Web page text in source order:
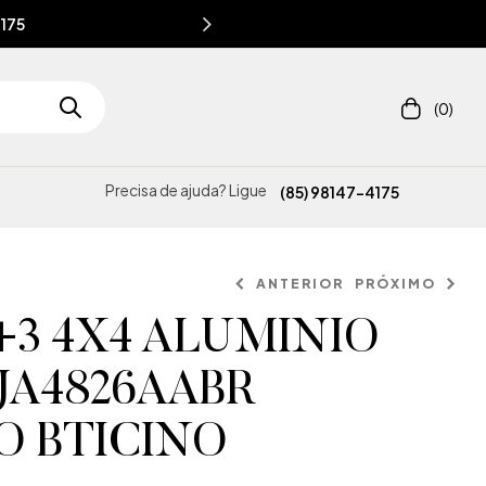
(0)
Precisa de ajuda? Ligue (85) 98147-4175
ANTERIOR PRÓXIMO
4X4 ALUMINIO
BTICINO